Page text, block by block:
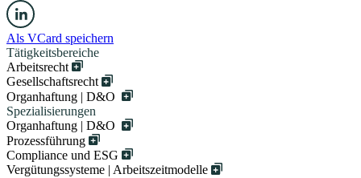
Als VCard speichern
Tätigkeitsbereiche
Arbeitsrecht
Gesellschaftsrecht
Organhaftung | D&O
Spezialisierungen
Organhaftung | D&O
Prozessführung
Compliance und ESG
Vergütungssysteme | Arbeitszeitmodelle